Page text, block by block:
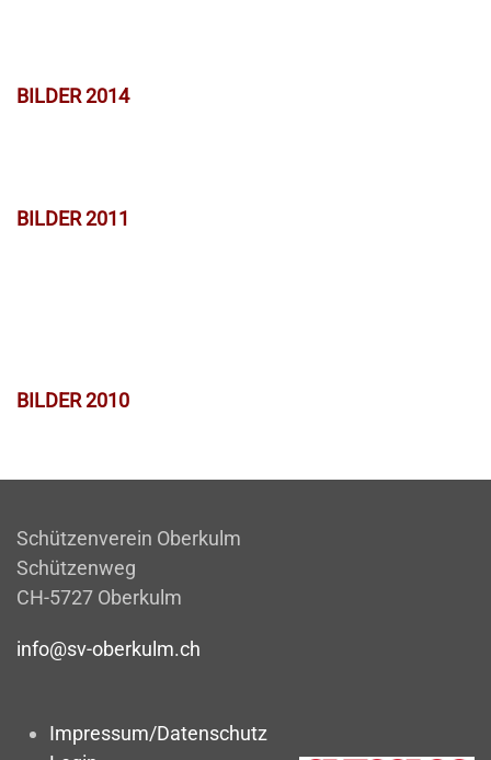
BILDER 2014
BILDER 2011
BILDER 2010
Schützenverein Oberkulm
Schützenweg
CH-5727 Oberkulm
info@sv-oberkulm.ch
Impressum/Datenschutz